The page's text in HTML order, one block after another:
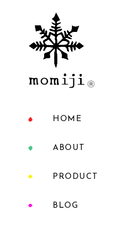
HOME
ABOUT
PRODUCT
BLOG